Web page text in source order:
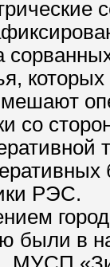
со
РЭС.
были в